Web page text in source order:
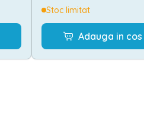
Stoc limitat
Adauga in cos